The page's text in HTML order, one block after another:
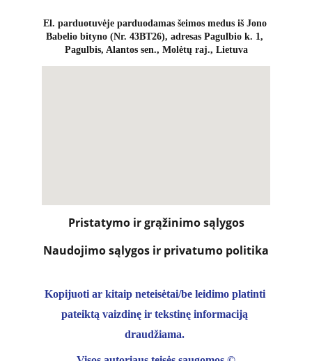
El. parduotuvėje parduodamas šeimos medus iš Jono
Babelio bityno (Nr. 43BT26), adresas Pagulbio k. 1,
Pagulbis, Alantos sen., Molėtų raj., Lietuva
Naudojimo sąlygos ir privatumo politika
Pristatymo ir grąžinimo sąlygos
Kopijuoti ar kitaip neteisėtai/be leidimo platinti
pateiktą vaizdinę ir tekstinę informaciją
draudžiama.